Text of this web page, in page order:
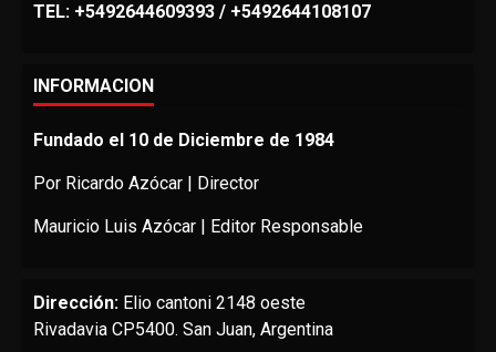
TEL: +5492644609393 / +5492644108107
INFORMACION
Fundado el 10 de Diciembre de 1984
Por Ricardo Azócar | Director
Mauricio Luis Azócar | Editor Responsable
Dirección: Elio cantoni 2148 oeste
Rivadavia CP5400. San Juan, Argentina